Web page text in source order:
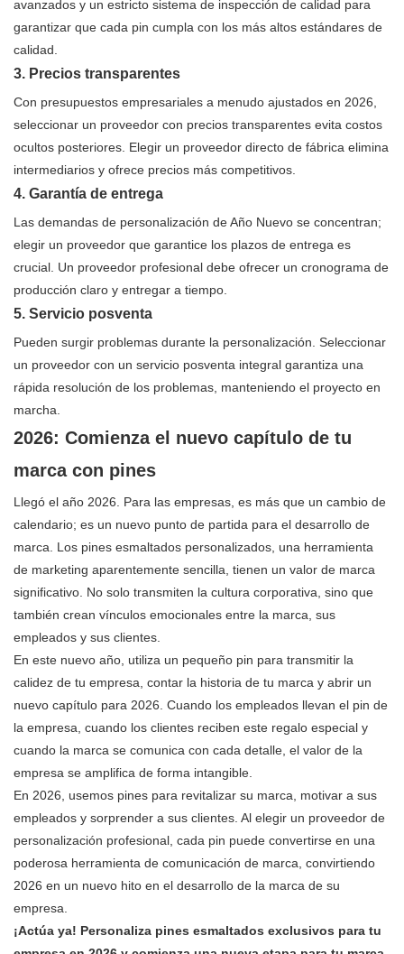
avanzados y un estricto sistema de inspección de calidad para
garantizar que cada pin cumpla con los más altos estándares de
calidad.
3. Precios transparentes
Con presupuestos empresariales a menudo ajustados en 2026,
seleccionar un proveedor con precios transparentes evita costos
ocultos posteriores. Elegir un proveedor directo de fábrica elimina
intermediarios y ofrece precios más competitivos.
4. Garantía de entrega
Las demandas de personalización de Año Nuevo se concentran;
elegir un proveedor que garantice los plazos de entrega es
crucial. Un proveedor profesional debe ofrecer un cronograma de
producción claro y entregar a tiempo.
5. Servicio posventa
Pueden surgir problemas durante la personalización. Seleccionar
un proveedor con un servicio posventa integral garantiza una
rápida resolución de los problemas, manteniendo el proyecto en
marcha.
2026: Comienza el nuevo capítulo de tu
marca con pines
Llegó el año 2026. Para las empresas, es más que un cambio de
calendario; es un nuevo punto de partida para el desarrollo de
marca. Los pines esmaltados personalizados, una herramienta
de marketing aparentemente sencilla, tienen un valor de marca
significativo. No solo transmiten la cultura corporativa, sino que
también crean vínculos emocionales entre la marca, sus
empleados y sus clientes.
En este nuevo año, utiliza un pequeño pin para transmitir la
calidez de tu empresa, contar la historia de tu marca y abrir un
nuevo capítulo para 2026. Cuando los empleados llevan el pin de
la empresa, cuando los clientes reciben este regalo especial y
cuando la marca se comunica con cada detalle, el valor de la
empresa se amplifica de forma intangible.
En 2026, usemos pines para revitalizar su marca, motivar a sus
empleados y sorprender a sus clientes. Al elegir un proveedor de
personalización profesional, cada pin puede convertirse en una
poderosa herramienta de comunicación de marca, convirtiendo
2026 en un nuevo hito en el desarrollo de la marca de su
empresa.
¡Actúa ya! Personaliza pines esmaltados exclusivos para tu